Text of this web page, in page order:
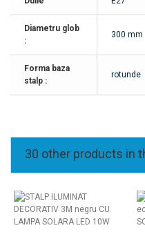
Diametru glob
:
300 mm
Forma baza
stalp :
rotunde
30 other products in